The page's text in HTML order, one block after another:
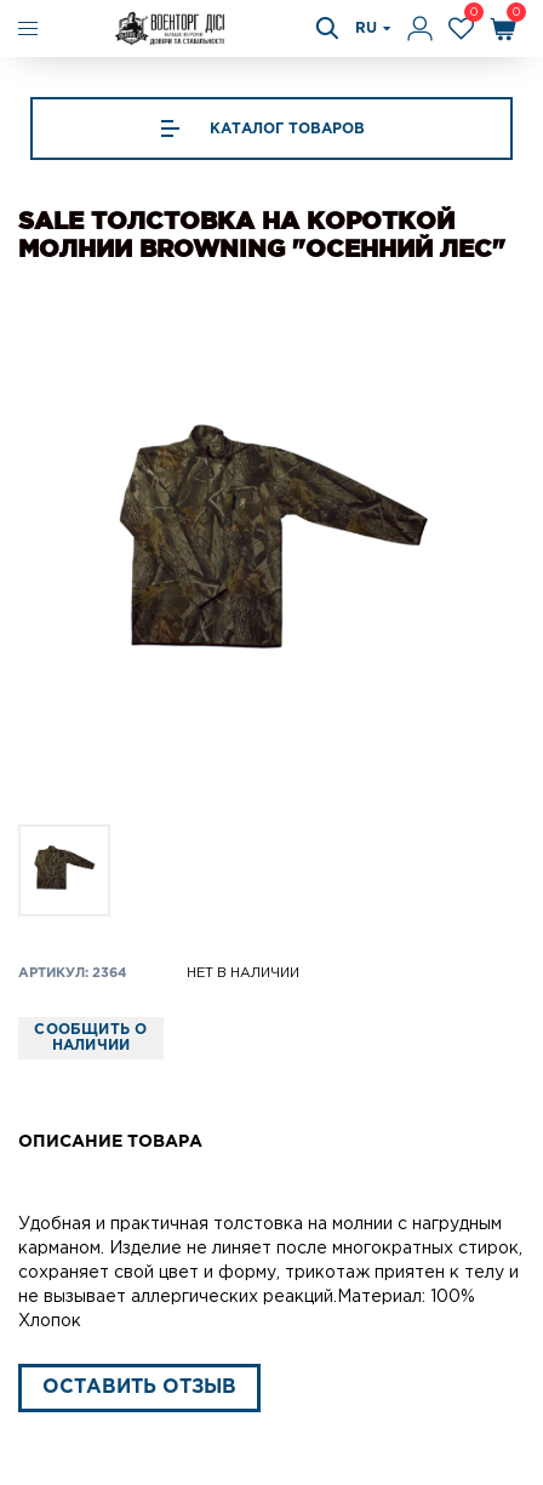
RU
0 0
КАТАЛОГ ТОВАРОВ
SALE ТОЛСТОВКА НА КОРОТКОЙ
МОЛНИИ BROWNING "ОСЕННИЙ ЛЕС"
АРТИКУЛ: 2364 НЕТ В НАЛИЧИИ
СООБЩИТЬ О
НАЛИЧИИ
ОПИСАНИЕ ТОВАРА
Удобная и практичная толстовка на молнии с нагрудным
карманом. Изделие не линяет после многократных стирок,
сохраняет свой цвет и форму, трикотаж приятен к телу и
не вызывает аллергических реакций.Материал: 100%
Хлопок
ОСТАВИТЬ ОТЗЫВ